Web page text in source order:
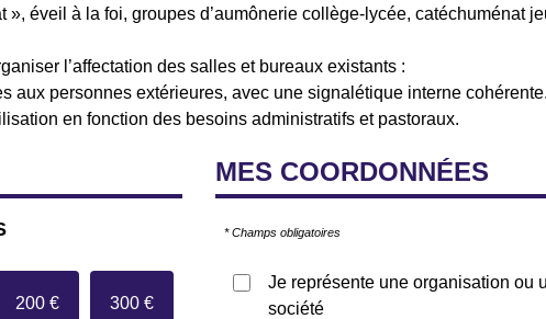
», éveil à la foi, groupes d’aumônerie collège-lycée, catéchuménat
l’affectation des salles et bureaux existants :
aux personnes extérieures, avec une signalétique interne cohérente.
en fonction des besoins administratifs et pastoraux.
200 € 300 €
MES COORDONNÉES
* Champs obligatoires
Je représente une organisation ou
société